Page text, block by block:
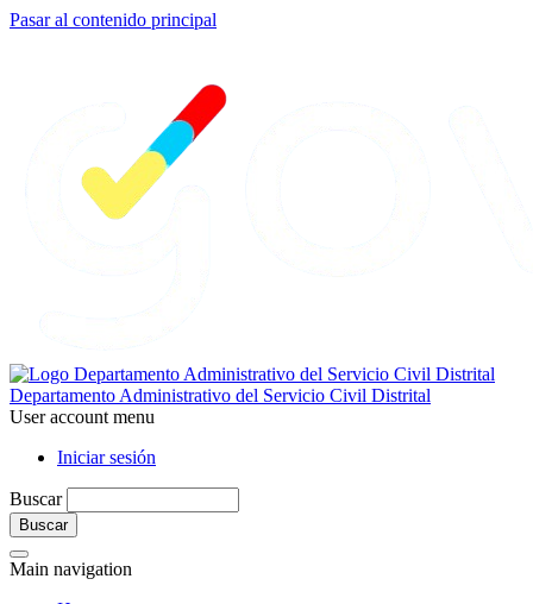
Pasar al contenido principal
Departamento Administrativo del Servicio Civil Distrital
User account menu
Iniciar sesión
Buscar
Main navigation